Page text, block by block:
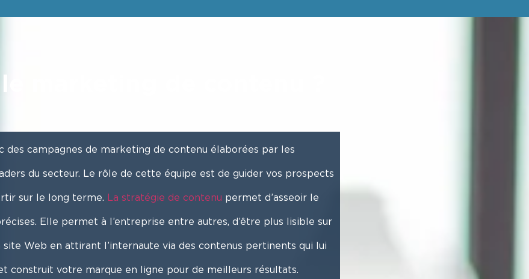
marketing de contenu ?
campagnes de marketing de contenu élaborées par les
du secteur. Le rôle de cette équipe est de guider vos prospects
sur le long terme. La stratégie de contenu permet d’asseoir le
Elle permet à l’entreprise entre autres, d’être plus lisible sur
Web en attirant l’internaute via des contenus pertinents qui lui
construit votre marque en ligne pour de meilleurs résultats.